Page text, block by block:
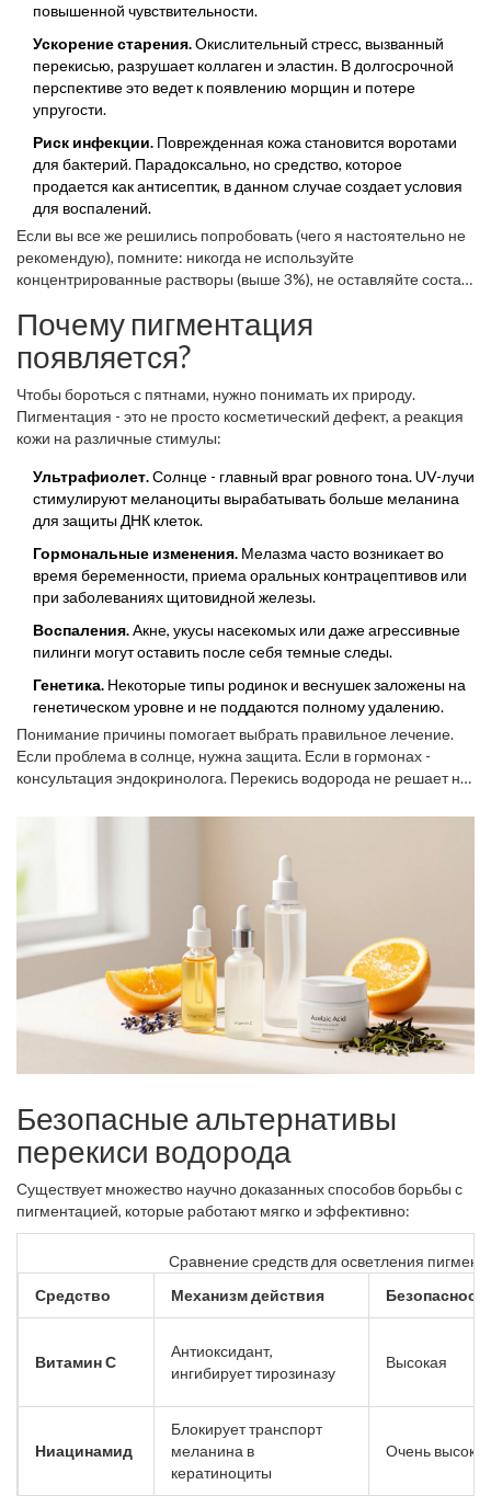
повышенной чувствительности.
Ускорение старения.Окислительный стресс, вызванный
перекисью, разрушает коллаген и эластин. В долгосрочной
перспективе это ведет к появлению морщин и потере
упругости.
Риск инфекции. Поврежденная кожа становится воротами
для бактерий. Парадоксально, но средство, которое
продается как антисептик, в данном случае создает условия
для воспалений.
Если вы все же решились попробовать (чего я настоятельно не
рекомендую), помните: никогда не используйте
концентрированные растворы (выше 3%), не оставляйте состав
тест на небольшом участке за ухом. Но лучше вообще
отказаться от этой идеи.
Почему пигментация
появляется?
Чтобы бороться с пятнами, нужно понимать их природу.
Пигментация - это не просто косметический дефект, а реакция
кожи на различные стимулы:
Ультрафиолет.Солнце - главный враг ровного тона. UV-лучи
стимулируют меланоциты вырабатывать больше меланина
для защиты ДНК клеток.
Гормональные изменения. Мелазма часто возникает во
время беременности, приема оральных контрацептивов или
при заболеваниях щитовидной железы.
Воспаления.Акне, укусы насекомых или даже агрессивные
пилинги могут оставить после себя темные следы.
Генетика. Некоторые типы родинок и веснушек заложены на
генетическом уровне и не поддаются полному удалению.
Понимание причины помогает выбрать правильное лечение.
Если проблема в солнце, нужна защита. Если в гормонах -
консультация эндокринолога. Перекись водорода не решает ни
Безопасные альтернативы
перекиси водорода
Существует множество научно доказанных способов борьбы с
пигментацией, которые работают мягко и эффективно:
Сравнение средств для осветления
Средство
Механизм действия
Витамин С
Антиоксидант,
ингибирует тирозиназу
Высокая
Ниацинамид
Блокирует транспорт
меланина в
кератиноциты
Очень